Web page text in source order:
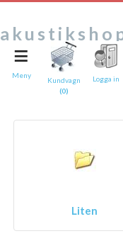
Liten
≡
Meny
Kundvagn
(0)
Logga in